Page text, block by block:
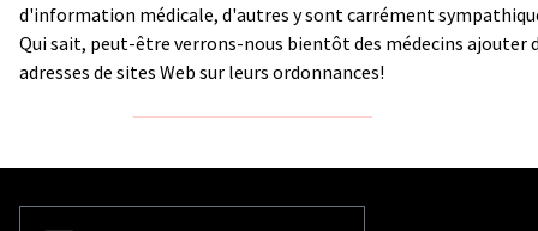
d'information médicale, d'autres y sont carrément
Qui sait, peut-être verrons-nous bientôt des médecins ajouter
adresses de sites Web sur leurs ordonnances!